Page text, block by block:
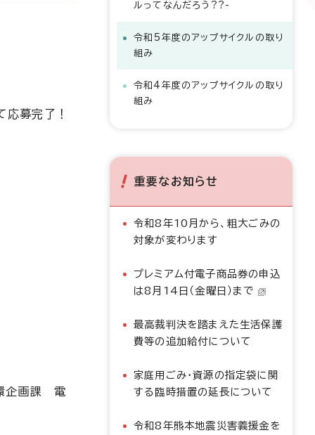
応募完了！
環企画課 電
ルってなんだろう??-
令和5年度のアップサイクルの取り
組み
令和4年度のアップサイクルの取り
組み
重要なお知らせ
令和8年10月から、粗大ごみの
対象が変わります
プレミアム付電子商品券の申込
は8月14日（金曜日）まで
最高裁判決を踏まえた生活保護
費等の追加給付について
家庭用ごみ・資源の指定袋に関
する臨時措置の延長について
令和8年熊本地震災害義援金を